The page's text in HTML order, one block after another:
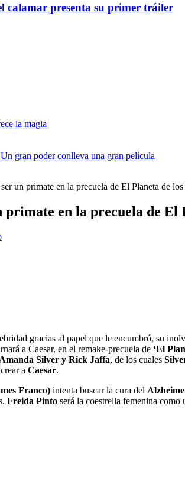
calamar presenta su primer tráiler
la magia
gran poder conlleva una gran película
un primate en la precuela de El Planeta de
en la precuela de El
gracias al papel que le encumbró, su
a Caesar, en el remake-precuela de ‘El
Silver y Rick Jaffa, de los cuales
a Caesar.
Franco) intenta buscar la cura del
Freida Pinto será la coestrella femenina como